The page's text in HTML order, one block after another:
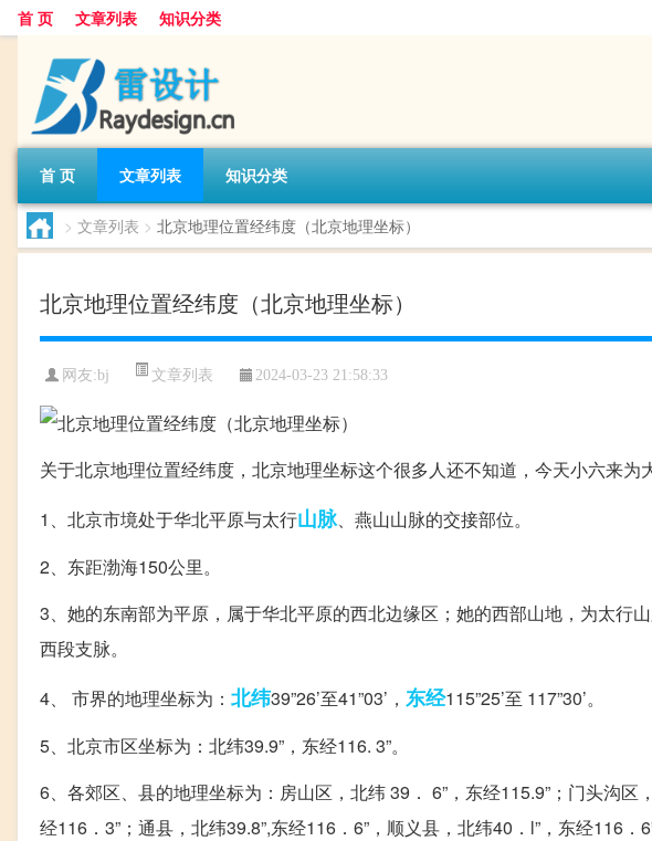
首 页 文章列表 知识分类
首 页 文章列表 知识分类
> 文章列表 > 北京地理位置经纬度（北京地理坐标）
北京地理位置经纬度（北京地理坐标）
网友:bj 文章列表 2024-03-23 21:58:33
关于北京地理位置经纬度，北京地理坐标这个很多人还不知道，今天小六来为
1、北京市境处于华北平原与太行山脉、燕山山脉的交接部位。
2、东距渤海150公里。
3、她的东南部为平原，属于华北平原的西北边缘区；她的西部山地，为太行
西段支脉。
4、 市界的地理坐标为： 北纬39”26’至41”03’， 东经115”25’至 117”30’。
5、北京市区坐标为：北纬39.9”，东经116. 3”。
6、各郊区、县的地理坐标为：房山区，北纬 39． 6”，东经115.9”；门头沟
经116．3”；通县，北纬39.8”,东经116．6”，顺义县，北纬40．l”，东经116．